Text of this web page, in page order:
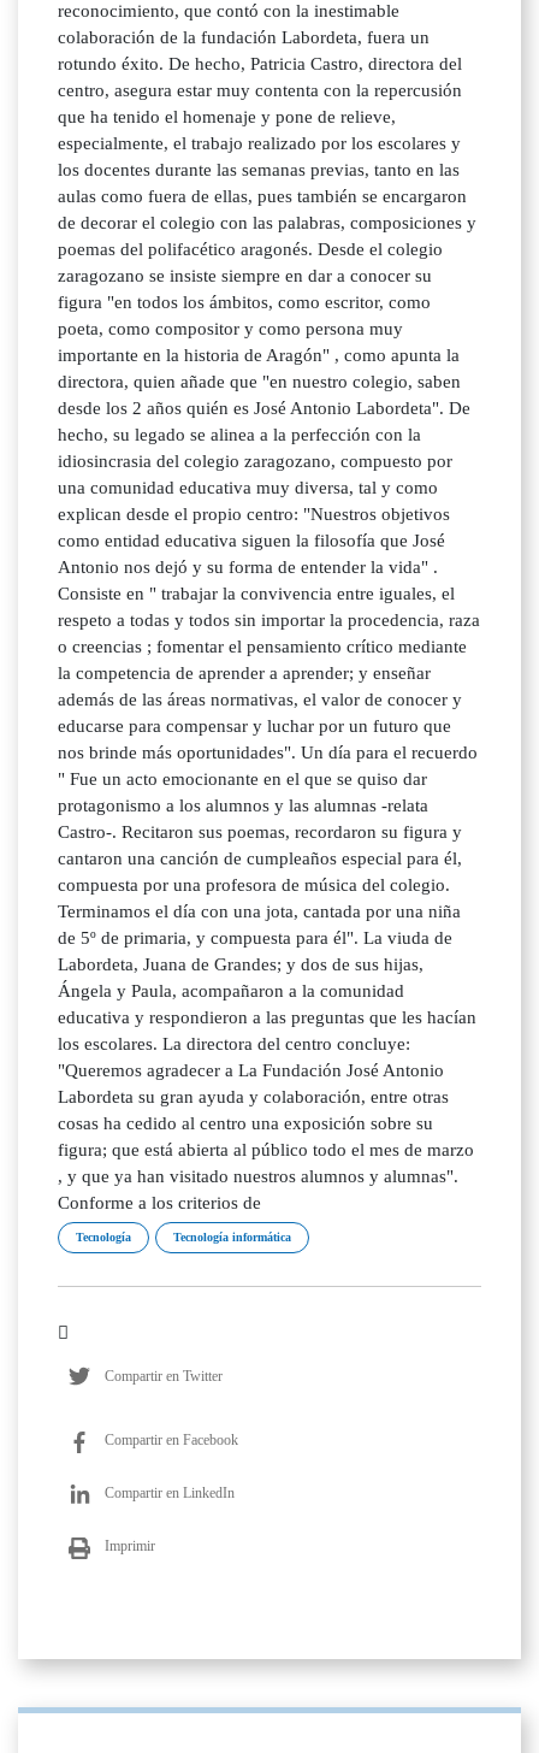
reconocimiento, que contó con la inestimable
colaboración de la fundación Labordeta, fuera un
rotundo éxito. De hecho, Patricia Castro, directora del
centro, asegura estar muy contenta con la repercusión
que ha tenido el homenaje y pone de relieve,
especialmente, el trabajo realizado por los escolares y
los docentes durante las semanas previas, tanto en las
aulas como fuera de ellas, pues también se encargaron
de decorar el colegio con las palabras, composiciones y
poemas del polifacético aragonés. Desde el colegio
zaragozano se insiste siempre en dar a conocer su
figura "en todos los ámbitos, como escritor, como
poeta, como compositor y como persona muy
importante en la historia de Aragón" , como apunta la
directora, quien añade que "en nuestro colegio, saben
desde los 2 años quién es José Antonio Labordeta". De
hecho, su legado se alinea a la perfección con la
idiosincrasia del colegio zaragozano, compuesto por
una comunidad educativa muy diversa, tal y como
explican desde el propio centro: "Nuestros objetivos
como entidad educativa siguen la filosofía que José
Antonio nos dejó y su forma de entender la vida" .
Consiste en " trabajar la convivencia entre iguales, el
respeto a todas y todos sin importar la procedencia, raza
o creencias ; fomentar el pensamiento crítico mediante
la competencia de aprender a aprender; y enseñar
además de las áreas normativas, el valor de conocer y
educarse para compensar y luchar por un futuro que
nos brinde más oportunidades". Un día para el recuerdo
" Fue un acto emocionante en el que se quiso dar
protagonismo a los alumnos y las alumnas -relata
Castro-. Recitaron sus poemas, recordaron su figura y
cantaron una canción de cumpleaños especial para él,
compuesta por una profesora de música del colegio.
Terminamos el día con una jota, cantada por una niña
de 5º de primaria, y compuesta para él". La viuda de
Labordeta, Juana de Grandes; y dos de sus hijas,
Ángela y Paula, acompañaron a la comunidad
educativa y respondieron a las preguntas que les hacían
los escolares. La directora del centro concluye:
"Queremos agradecer a La Fundación José Antonio
Labordeta su gran ayuda y colaboración, entre otras
cosas ha cedido al centro una exposición sobre su
figura; que está abierta al público todo el mes de marzo
, y que ya han visitado nuestros alumnos y alumnas".
Conforme a los criterios de
Tecnología Tecnología informática
Compartir en Twitter
Compartir en Facebook
Compartir en LinkedIn
Imprimir